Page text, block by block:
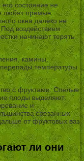
состояние не
любят прямые
окна далеко не
воздействием
начинают терять
камины,
температуры
с фруктами. Спелые
плоды выделяют
и
срезанных
от фруктовых ваз
ли они